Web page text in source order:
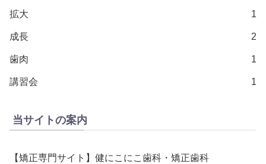
拡大 1
成長 2
歯肉 1
講習会 1
当サイトの案内
【矯正専門サイト】健にこにこ歯科・矯正歯科